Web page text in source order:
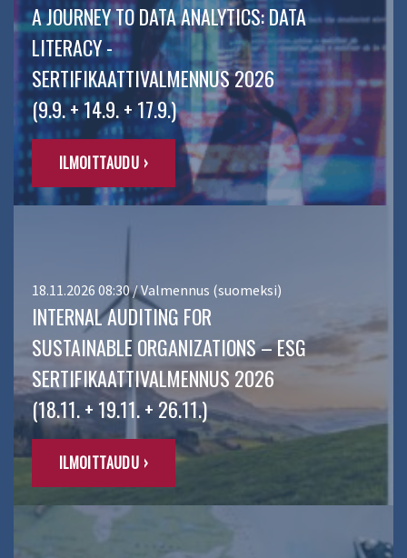
A JOURNEY TO DATA ANALYTICS: DATA
LITERACY -
SERTIFIKAATTIVALMENNUS 2026
(9.9. + 14.9. + 17.9.)
ILMOITTAUDU ›
18.11.2026 08:30 / Valmennus (suomeksi)
INTERNAL AUDITING FOR
SUSTAINABLE ORGANIZATIONS – ESG
SERTIFIKAATTIVALMENNUS 2026
(18.11. + 19.11. + 26.11.)
ILMOITTAUDU ›